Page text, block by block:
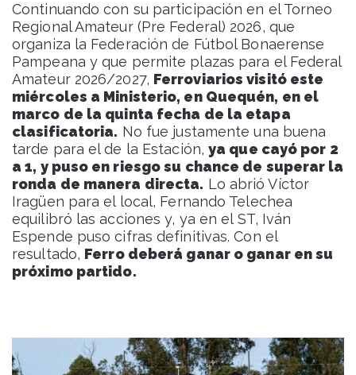
Continuando con su participación en el Torneo
Regional Amateur (Pre Federal) 2026, que
organiza la Federación de Fútbol Bonaerense
Pampeana y que permite plazas para el Federal
Amateur 2026/2027, Ferroviarios visitó este
miércoles a Ministerio, en Quequén, en el
marco de la quinta fecha de la etapa
clasificatoria. No fue justamente una buena
tarde para el de la Estación,ya que cayó por 2
a 1, y puso en riesgo su chance de superar la
ronda de manera directa. Lo abrió Víctor
Iragüen para el local, Fernando Telechea
equilibró las acciones y, ya en el ST, Iván
Espende puso cifras definitivas. Con el
resultado, Ferro deberá ganar o ganar en su
próximo partido.